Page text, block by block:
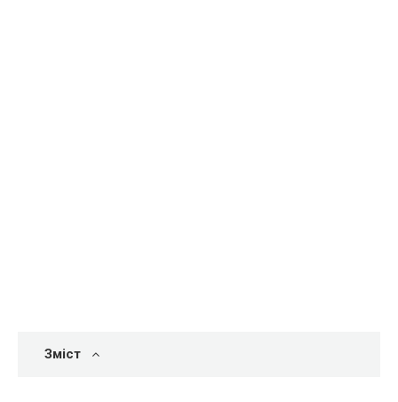
Зміст